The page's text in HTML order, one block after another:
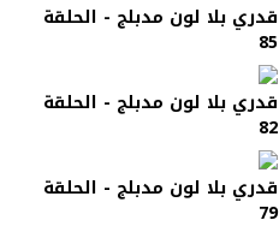
قدري بلا لون مدبلج - الحلقة
85
قدري بلا لون مدبلج - الحلقة
82
قدري بلا لون مدبلج - الحلقة
79